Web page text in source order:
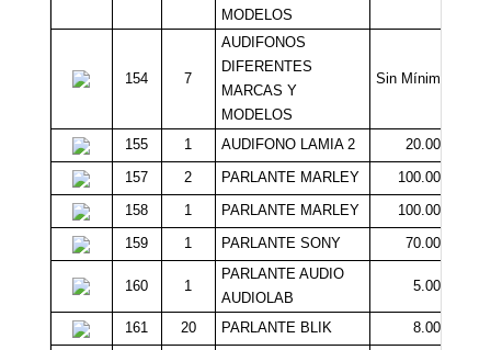
MODELOS
154 7
AUDIFONOS
DIFERENTES
MARCAS Y
MODELOS
Sin Mínimo
155 1 AUDIFONO LAMIA 2
20.000
157
2 PARLANTE MARLEY
100.000
158
1 PARLANTE MARLEY
100.000
159
1 PARLANTE SONY 70.000
160 1
PARLANTE AUDIO
AUDIOLAB
5.000
161 20 PARLANTE BLIK
8.000